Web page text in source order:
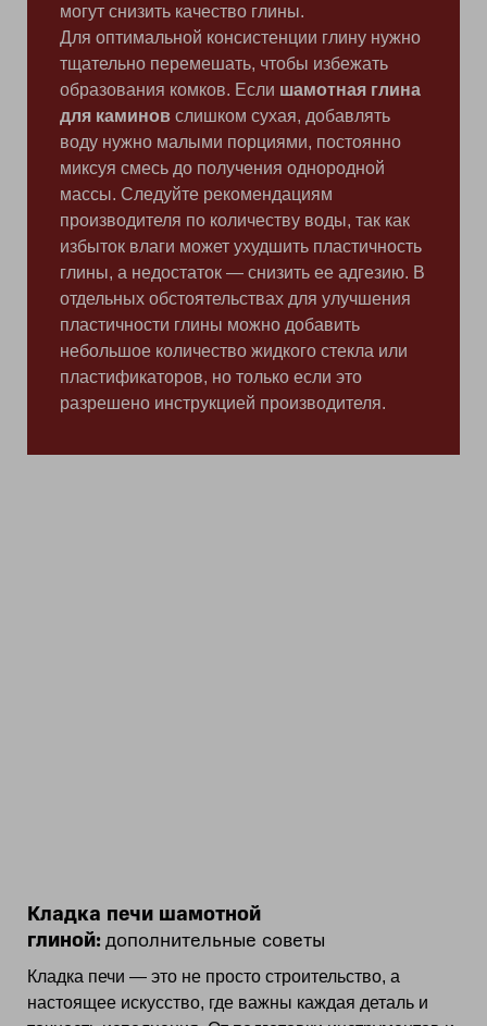
могут снизить качество глины.
Для оптимальной консистенции глину нужно
тщательно перемешать, чтобы избежать
образования комков. Если шамотная глина
для каминов слишком сухая, добавлять
воду нужно малыми порциями, постоянно
миксуя смесь до получения однородной
массы. Следуйте рекомендациям
производителя по количеству воды, так как
избыток влаги может ухудшить пластичность
глины, а недостаток — снизить ее адгезию. В
отдельных обстоятельствах для улучшения
пластичности глины можно добавить
небольшое количество жидкого стекла или
пластификаторов, но только если это
разрешено инструкцией производителя.
Кладка печи шамотной
глиной:дополнительные советы
Кладка печи — это не просто строительство, а
настоящее искусство, где важны каждая деталь и